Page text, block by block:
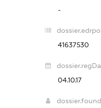
-
41637530
04.10.17